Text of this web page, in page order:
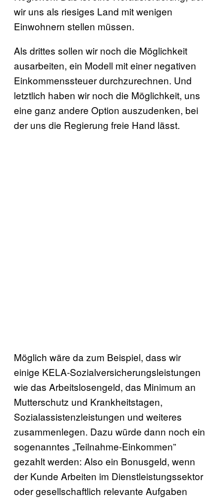
wir uns als riesiges Land mit wenigen
Einwohnern stellen müssen.
Als drittes sollen wir noch die Möglichkeit
ausarbeiten, ein Modell mit einer negativen
Einkommenssteuer durchzurechnen. Und
letztlich haben wir noch die Möglichkeit, uns
eine ganz andere Option auszudenken, bei
der uns die Regierung freie Hand lässt.
Möglich wäre da zum Beispiel, dass wir
einige KELA-Sozialversicherungsleistungen
wie das Arbeitslosengeld, das Minimum an
Mutterschutz und Krankheitstagen,
Sozialassistenzleistungen und weiteres
zusammenlegen. Dazu würde dann noch ein
sogenanntes „Teilnahme-Einkommen”
gezahlt werden: Also ein Bonusgeld, wenn
der Kunde Arbeiten im Dienstleistungssektor
oder gesellschaftlich relevante Aufgaben